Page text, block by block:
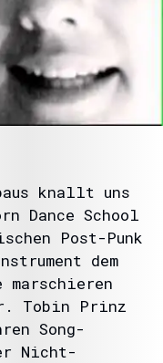
knallt uns
Dance School
Post-Punk
dem
Tobin Prinz
Song-
Nicht-